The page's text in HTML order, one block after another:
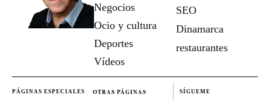
Negocios
Ocio y cultura
Deportes
Vídeos
SEO
Dinamarca
restaurantes
PÁGINAS ESPECIALES OTRAS PÁGINAS SÍGUEME